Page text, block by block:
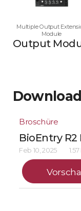
Multiple Output
Module
Output
Download
Broschüre
BioEntry
Feb 10, 2025